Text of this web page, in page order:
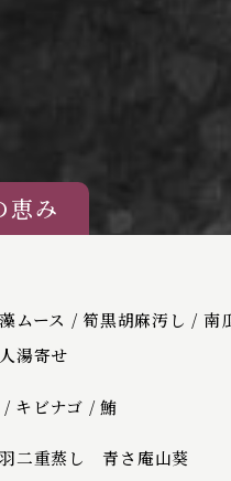
恵み
ムース / 筍黒胡麻汚し / 南
湯寄せ
/ キビナゴ / 鮪
二重蒸し 青さ庵山葵